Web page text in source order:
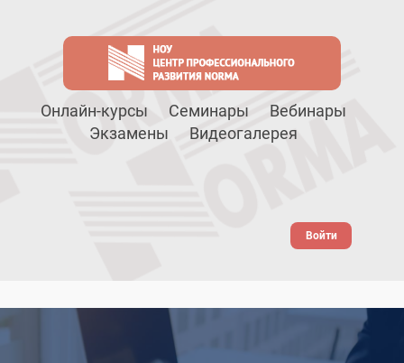
Онлайн-курсы Семинары
Вебинары
Экзамены
Видеогалерея
Войти